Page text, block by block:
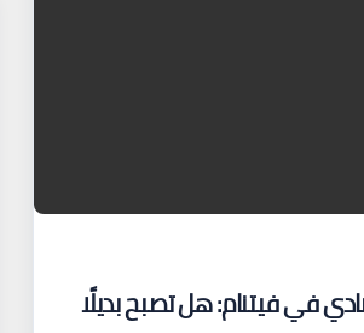
في فيتنام: هل تصبح بديلًا